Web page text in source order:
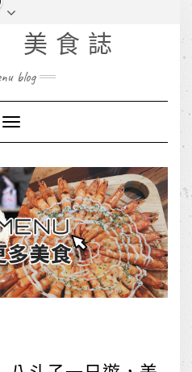
美食誌
blog
Toggle
Navigation